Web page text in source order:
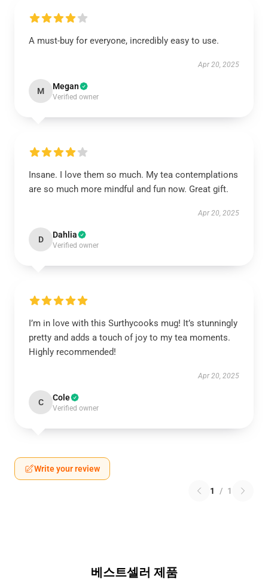
A must-buy for everyone, incredibly easy to use.
Apr 20, 2025
M Megan
Verified owner
Insane. I love them so much. My tea contemplations
are so much more mindful and fun now. Great gift.
Apr 20, 2025
D Dahlia
Verified owner
I’m in love with this Surthycooks mug! It’s stunningly
pretty and adds a touch of joy to my tea moments.
Highly recommended!
Apr 20, 2025
C Cole
Verified owner
Write your review
1 / 1
베스트셀러 제품